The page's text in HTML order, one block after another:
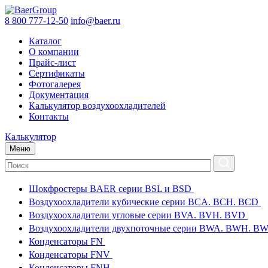
8 800 777-12-50 info@baer.ru
Каталог
О компании
Прайс-лист
Сертификаты
Фотогалерея
Документация
Калькулятор воздухоохладителей
Контакты
Калькулятор
Меню
Шокфростеры BAER серии BSL и BSD
Воздухоохладители кубические серии BCA. BCH. BCD
Воздухоохладители угловые серии BVA. BVH. BVD
Воздухоохладители двухпоточные серии BWA. BWH.
Конденсаторы FN
Конденсаторы FNV